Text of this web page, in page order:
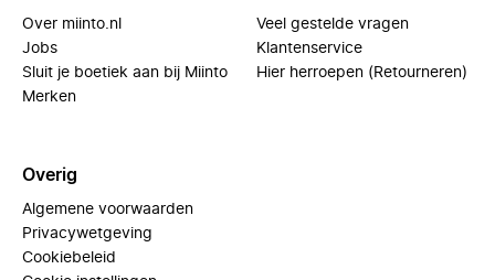
Over miinto.nl
Jobs
Sluit je boetiek aan bij Miinto
Merken
Veel gestelde vragen
Klantenservice
Hier herroepen (Retourneren)
Overig
Algemene voorwaarden
Privacywetgeving
Cookiebeleid